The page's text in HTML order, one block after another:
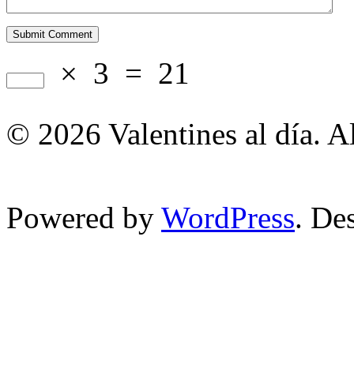
× 3 = 21
© 2026 Valentines al día.
Powered by WordPress.